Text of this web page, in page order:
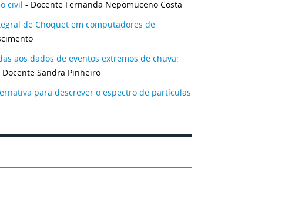
civil - Docente Fernanda Nepomuceno Costa
de Choquet em computadores de
aos dados de eventos extremos de chuva:
Docente Sandra Pinheiro
para descrever o espectro de partículas